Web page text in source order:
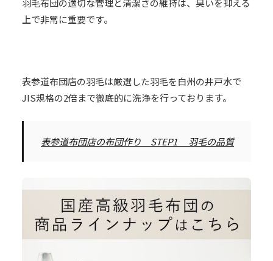
上で非常に重要です。
表参道布団店の羽毛は厳選した羽毛を白州の井戸水で
JIS規格の2倍まで徹底的に洗浄を行っております。
表参道布団店の布団作り STEP1 羽毛の品質